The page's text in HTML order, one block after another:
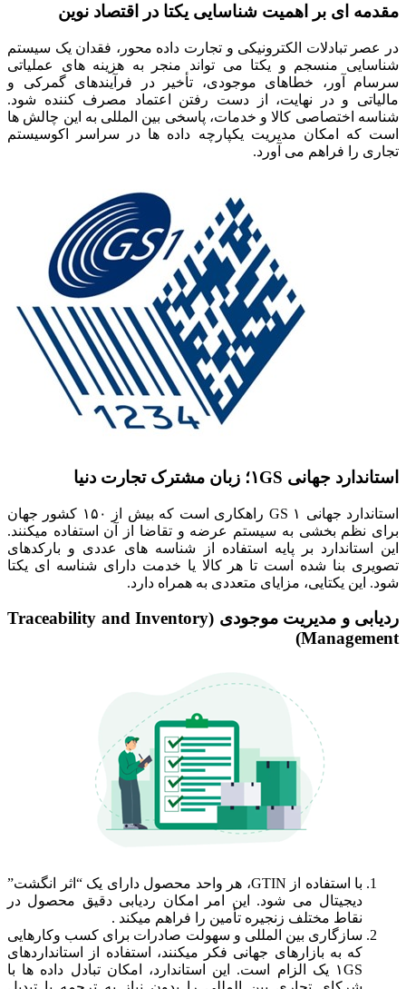
مقدمه ای بر اهمیت شناسایی یکتا در اقتصاد نوین
در عصر تبادلات الکترونیکی و تجارت داده محور، فقدان یک سیستم
شناسایی منسجم و یکتا می تواند منجر به هزینه های عملیاتی
سرسام آور، خطاهای موجودی، تأخیر در فرآیندهای گمرکی و
مالیاتی و در نهایت، از دست رفتن اعتماد مصرف کننده شود.
شناسه اختصاصی کالا و خدمات، پاسخی بین المللی به این چالش ها
است که امکان مدیریت یکپارچه داده ها در سراسر اکوسیستم
تجاری را فراهم می آورد.
استاندارد جهانی ۱GS؛ زبان مشترک تجارت دنیا
استاندارد جهانی ۱ GS راهکاری است که بیش از ۱۵۰ کشور جهان
برای نظم بخشی به سیستم عرضه و تقاضا از آن استفاده میکنند.
این استاندارد بر پایه استفاده از شناسه های عددی و بارکدهای
تصویری بنا شده است تا هر کالا یا خدمت دارای شناسه ای یکتا
شود. این یکتایی، مزایای متعددی به همراه دارد.
ردیابی و مدیریت موجودی (Traceability and Inventory
Management
)
با استفاده از GTIN، هر واحد محصول دارای یک “اثر انگشت”
دیجیتال می شود. این امر امکان ردیابی دقیق محصول در
نقاط مختلف زنجیره تأمین را فراهم میکند .
سازگاری بین المللی و سهولت صادرات برای کسب وکارهایی
که به بازارهای جهانی فکر میکنند، استفاده از استانداردهای
۱GS یک الزام است. این استاندارد، امکان تبادل داده ها با